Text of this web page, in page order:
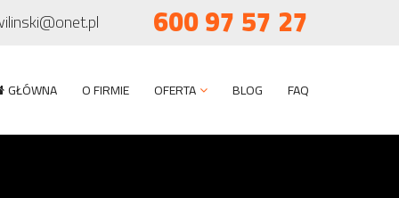
600 97 57 27
GŁÓWNA O FIRMIE OFERTA BLOG FAQ